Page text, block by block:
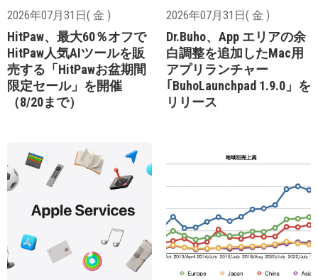
2026年07月31日( 金 )
HitPaw、最大60％オフで
HitPaw人気AIツールを販
売する「HitPawお盆期間
限定セール」を開催
（8/20まで）
2026年07月31日( 金 )
Dr.Buho、App エリアの余
白調整を追加したMac用
アプリランチャー
｢BuhoLaunchpad 1.9.0」を
リリース